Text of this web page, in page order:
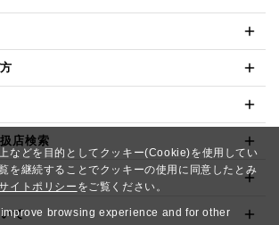
などを目的としてクッキー(Cookie)を使用してい
を継続することでクッキーの使用に同意したとみ
イトポリシー をご覧ください。
browsing experience and for other
店検索
て